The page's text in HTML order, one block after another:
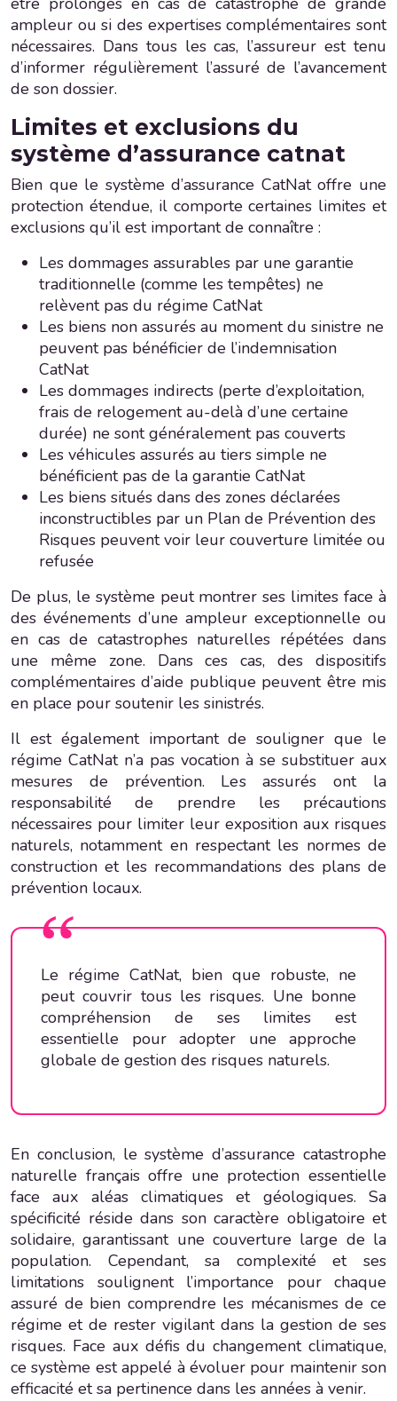
ampleur ou si des expertises complémentaires sont
nécessaires. Dans tous les cas, l’assureur est tenu
d’informer régulièrement l’assuré de l’avancement
de son dossier.
Limites et exclusions du
système d’assurance catnat
Bien que le système d’assurance CatNat offre une
protection étendue, il comporte certaines limites et
exclusions qu’il est important de connaître :
Les dommages assurables par une garantie
traditionnelle (comme les tempêtes) ne
relèvent pas du régime CatNat
Les biens non assurés au moment du sinistre ne
peuvent pas bénéficier de l’indemnisation
CatNat
Les dommages indirects (perte d’exploitation,
frais de relogement au-delà d’une certaine
durée) ne sont généralement pas couverts
Les véhicules assurés au tiers simple ne
bénéficient pas de la garantie CatNat
Les biens situés dans des zones déclarées
inconstructibles par un Plan de Prévention des
Risques peuvent voir leur couverture limitée ou
refusée
De plus, le système peut montrer ses limites face à
des événements d’une ampleur exceptionnelle ou
en cas de catastrophes naturelles répétées dans
une même zone. Dans ces cas, des dispositifs
complémentaires d’aide publique peuvent être mis
en place pour soutenir les sinistrés.
Il est également important de souligner que le
régime CatNat n’a pas vocation à se substituer aux
mesures de prévention. Les assurés ont la
responsabilité de prendre les précautions
nécessaires pour limiter leur exposition aux risques
naturels, notamment en respectant les normes de
construction et les recommandations des plans de
prévention locaux.
Le régime CatNat, bien que robuste, ne
peut couvrir tous les risques. Une bonne
compréhension de ses limites est
essentielle pour adopter une approche
globale de gestion des risques naturels.
En conclusion, le système d’assurance catastrophe
naturelle français offre une protection essentielle
face aux aléas climatiques et géologiques. Sa
spécificité réside dans son caractère obligatoire et
solidaire, garantissant une couverture large de la
population. Cependant, sa complexité et ses
limitations soulignent l’importance pour chaque
assuré de bien comprendre les mécanismes de ce
régime et de rester vigilant dans la gestion de ses
risques. Face aux défis du changement climatique,
ce système est appelé à évoluer pour maintenir son
efficacité et sa pertinence dans les années à venir.